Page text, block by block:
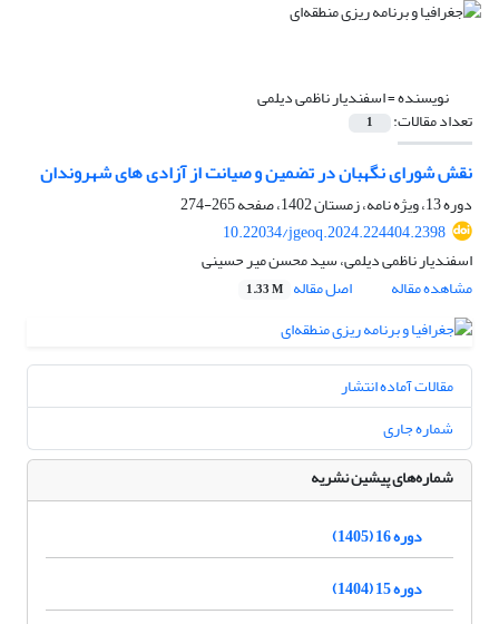
نویسنده =اسفندیار ناظمی دیلمی
تعداد مقالات: 1
نقش شورای نگهبان در تضمین و صیانت از آزادی های شهروندان
دوره 13، ویژه نامه، زمستان 1402، صفحه
265-274
10.22034/jgeoq.2024.224404.2398
اسفندیار ناظمی دیلمی، سید محسن میر حسینی
مشاهده مقاله
اصل مقاله 1.33 M
مقالات آماده انتشار
شماره جاری
شماره‌های پیشین نشریه
دوره 16 (1405)
دوره 15 (1404)